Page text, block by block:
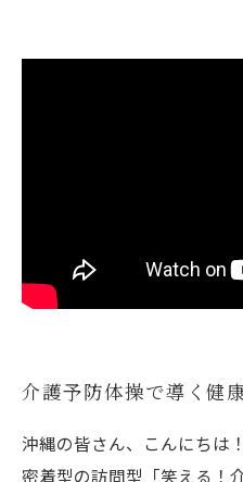
介護予防体操で導く健
沖縄の皆さん、こんにちは
密着型の訪問型「笑える！